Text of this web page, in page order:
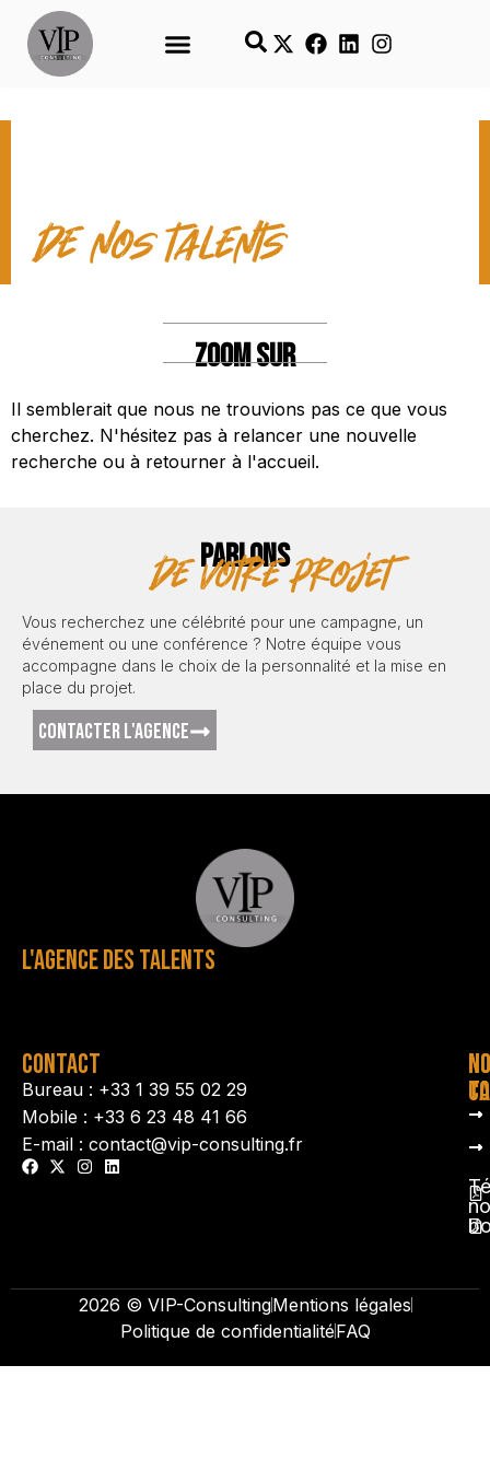
LES TEMPS FORTS
de nos talents
ZOOM SUR
Il semblerait que nous ne trouvions pas ce que vous
cherchez. N'hésitez pas à relancer une nouvelle
recherche ou à retourner à l'accueil.
PARLONS
de votre projet
Vous recherchez une célébrité pour une campagne, un
événement ou une conférence ? Notre équipe vous
accompagne dans le choix de la personnalité et la mise en
place du projet.
CONTACTER L'AGENCE
L'AGENCE DES TALENTS
CONTACT
Bureau : +33 1 39 55 02 29
Mobile : +33 6 23 48 41 66
E-mail : contact@vip-consulting.fr
2026 © VIP-ConsultingMentions légales
Politique de confidentialitéFAQ